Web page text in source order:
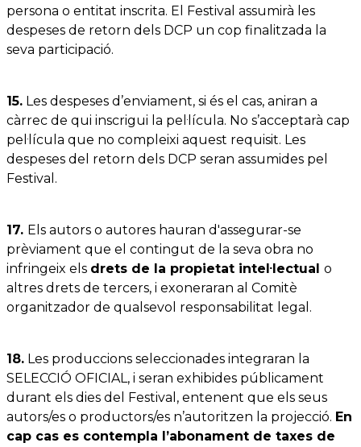
persona o entitat inscrita. El Festival assumirà les
despeses de retorn dels DCP un cop finalitzada la
seva participació.
15. Les despeses d’enviament, si és el cas, aniran a
càrrec de qui inscrigui la pel·lícula. No s’acceptarà cap
pel·lícula que no compleixi aquest requisit. Les
despeses del retorn dels DCP seran assumides pel
Festival.
17. Els autors o autores hauran d'assegurar-se
prèviament que el contingut de la seva obra no
infringeix els drets de la propietat intel·lectual o
altres drets de tercers, i exoneraran al Comitè
organitzador de qualsevol responsabilitat legal.
18. Les produccions seleccionades integraran la
SELECCIÓ OFICIAL, i seran exhibides públicament
durant els dies del Festival, entenent que els seus
autors/es o productors/es n’autoritzen la projecció. En
cap cas es contempla l’abonament de taxes de